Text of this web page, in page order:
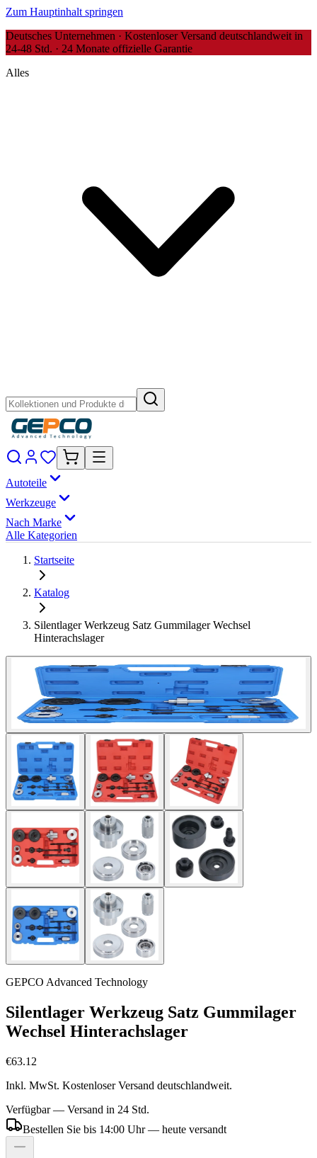
Zum Hauptinhalt springen
Deutsches Unternehmen · Kostenloser Versand deutschlandweit in
24-48 Std. · 24 Monate offizielle Garantie
Alles
Autoteile
Werkzeuge
Nach Marke
Alle Kategorien
Startseite
Katalog
Silentlager Werkzeug Satz Gummilager Wechsel
Hinterachslager
GEPCO Advanced Technology
Silentlager Werkzeug Satz Gummilager
Wechsel Hinterachslager
€63.12
Inkl. MwSt. Kostenloser Versand deutschlandweit.
Verfügbar — Versand in 24 Std.
Bestellen Sie bis 14:00 Uhr — heute versandt